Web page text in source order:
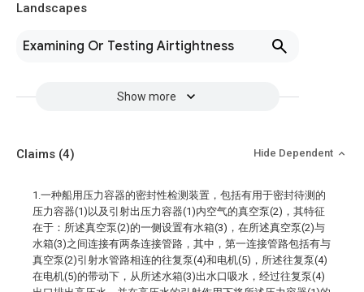
Landscapes
Examining Or Testing Airtightness
Show more
Claims (4) Hide Dependent
1.一种船用压力容器的密封性检测装置，包括有用于密封待测的
压力容器(1)以及引射出压力容器(1)内空气的真空泵(2)，其特征
在于：所述真空泵(2)的一侧设置有水箱(3)，在所述真空泵(2)与
水箱(3)之间连接有两条连接管路，其中，第一连接管路包括有与
真空泵(2)引射水管路相连的往复泵(4)和电机(5)，所述往复泵(4)
在电机(5)的带动下，从所述水箱(3)出水口吸水，经过往复泵(4)